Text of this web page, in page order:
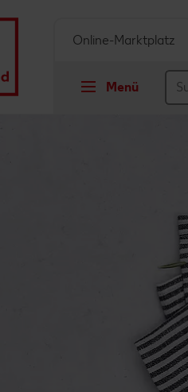
Menü
Online-Marktplatz